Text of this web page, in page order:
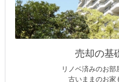
売却の基
リノベ済みのお部
古いままのお家